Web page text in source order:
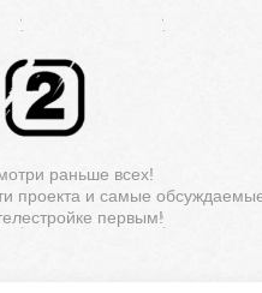
раньше всех!
проекта и самые обсуждаемые
первым!